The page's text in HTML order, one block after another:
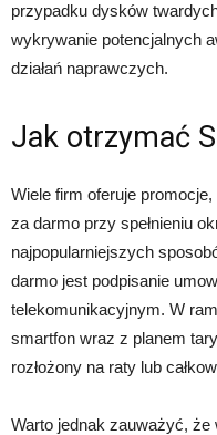
przypadku dysków
wykrywanie potencjalnych
działań naprawczych.
Jak otrzymać
Wiele firm oferuje
za darmo przy spełnieniu
najpopularniejszych
darmo jest podpisanie
telekomunikacyjnym. W
smartfon wraz z planem
rozłożony na raty lub
Warto jednak zauważyć,